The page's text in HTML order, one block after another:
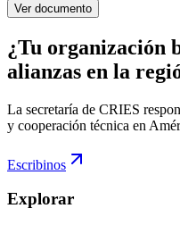
Ver documento
¿Tu organización
alianzas en la
La secretaría de CRIES
y cooperación técnica en
Escribinos
Explorar